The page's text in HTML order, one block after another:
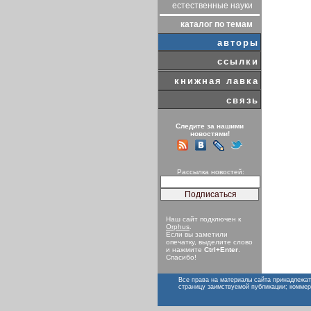
естественные науки
каталог по темам
авторы
ссылки
книжная лавка
связь
Следите за нашими
новостями!
Рассылка новостей:
Наш сайт подключен к
Orphus
Если вы заметили
опечатку, выделите слово
и нажмите Ctrl+Enter
Спасибо!
Все права на материалы сайта
страницу заимствуемой публикации;